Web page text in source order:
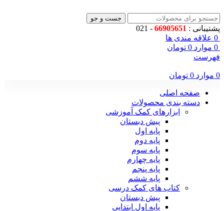
جست و جو
پشتیبانی : 66905651
- 021
0 علاقه مندی ها
0 موارد 0 تومان
فهرست
0 موارد 0 تومان
صفحه اصلی
دسته بندی محصولات
ابزارهای کمک آموزشی
پیش دبستان
پایه اول
پایه دوم
پایه سوم
پایه چهارم
پايه پنجم
پایه ششم
کتاب های کمک درسی
پیش دبستان
پايه اول ابتدايي